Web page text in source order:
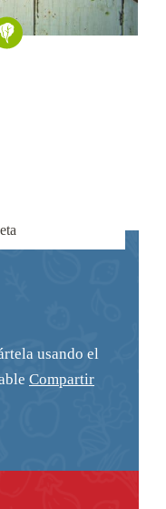
usando el
Compartir